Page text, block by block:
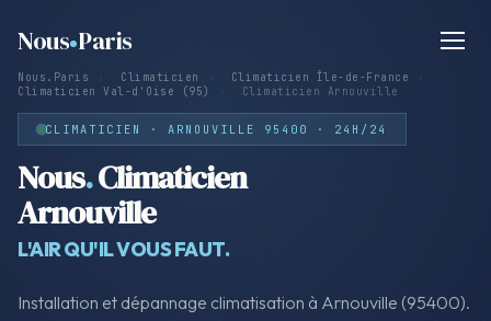
Nous Paris
Nous.Paris Climaticien Climaticien Île-de-France
Climaticien Val-d'Oise (95)
Climaticien Arnouville
CLIMATICIEN · ARNOUVILLE 95400 · 24H/24
Nous.Climaticien
Arnouville
L'AIR QU'IL VOUS FAUT.
Installation et dépannage climatisation à Arnouville (95400).